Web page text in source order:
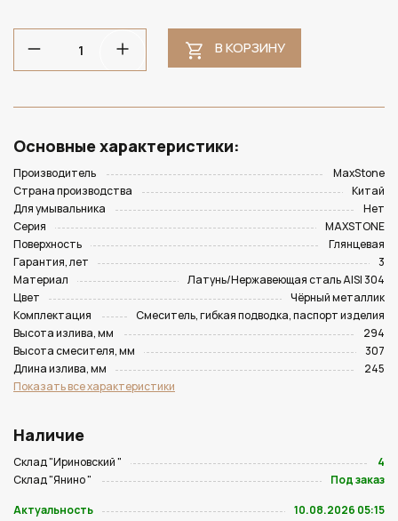
В КОРЗИНУ
Основные характеристики:
Производитель
MaxStone
Страна производства
Китай
Для умывальника
Нет
Серия
MAXSTONE
Поверхность
Глянцевая
Гарантия, лет
3
Материал
Латунь/Нержавеющая сталь AISI 304
Цвет
Чёрный металлик
Комплектация
Смеситель, гибкая подводка, паспорт изделия
Высота излива, мм
294
Высота смесителя, мм
307
Длина излива, мм
245
Показать все характеристики
Наличие
Склад "Ириновский "
4
Склад "Янино "
Под заказ
Актуальность
10.08.2026 05:15